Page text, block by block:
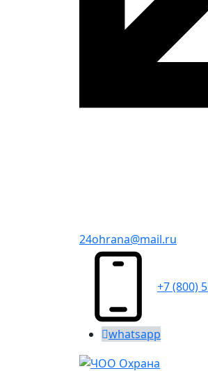
24ohrana@mail.ru
+7 (800)
whatsapp